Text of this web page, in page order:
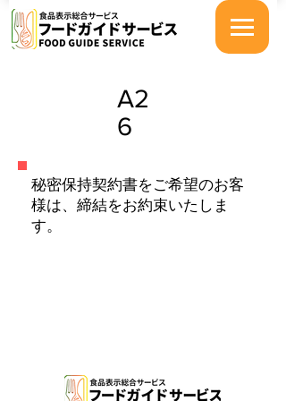
A2
6
秘密保持契約書をご希望のお客
様は、締結をお約束いたしま
す。